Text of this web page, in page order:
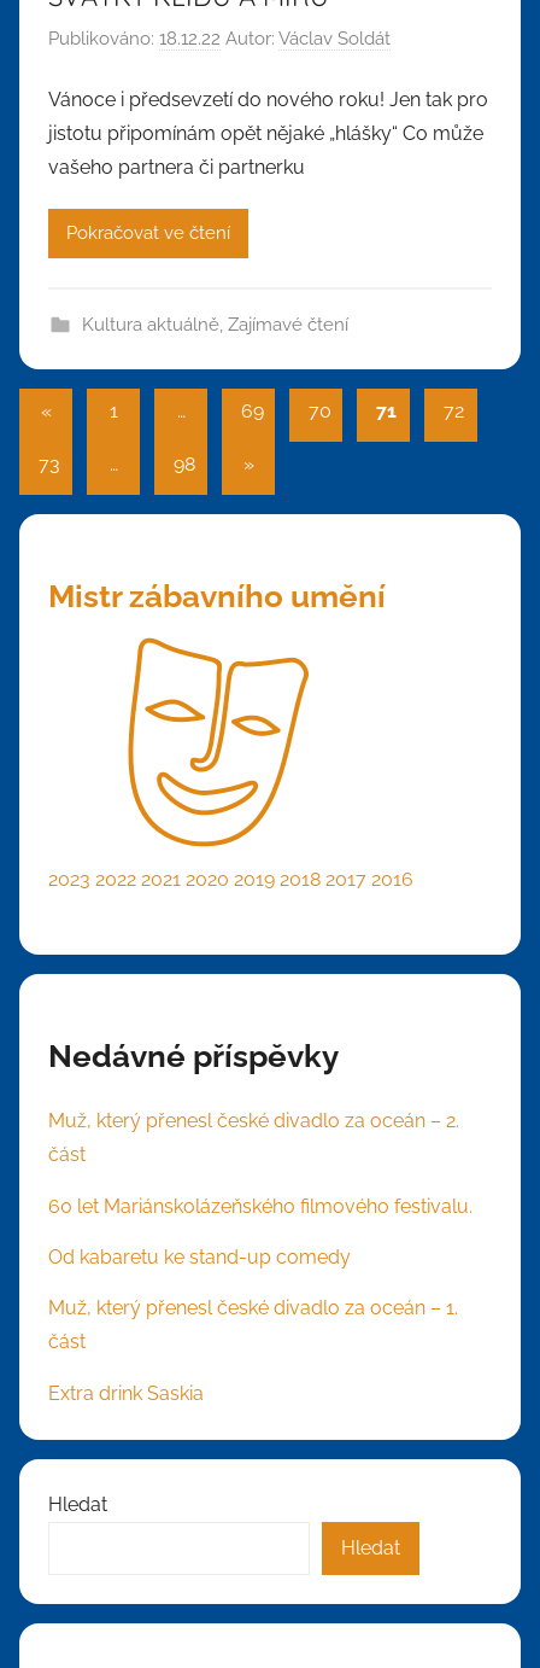
Publikováno: 18.12.22 Autor: Václav Soldát
Vánoce i předsevzetí do nového roku! Jen tak pro
jistotu připomínám opět nějaké „hlášky“ Co může
vašeho partnera či partnerku
Pokračovat ve čtení
Kultura aktuálně, Zajímavé čtení
Stránkování
příspěvků
«Předchozí
1 … 69 70 71 72
73 … 98
Další
příspěvky
»
Mistr zábavního umění
2023 2022 2021 2020 2019 2018 2017 2016
Nedávné příspěvky
Muž, který přenesl české divadlo za oceán – 2.
část
60 let Mariánskolázeňského filmového festivalu.
Od kabaretu ke stand-up comedy
Muž, který přenesl české divadlo za oceán – 1.
část
Extra drink Saskia
Hledat
Hledat